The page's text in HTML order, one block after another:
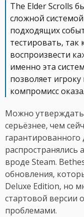
The Elder Scrolls
сложной
подходящих
тестировать,
воспроизвести
именно эта
позволяет
компромисс
Можно
серьёзнее, чем
гарантированного
распространялись
вроде Steam.
обновления,
Deluxe Edition, но
стартовой версии
проблемами.